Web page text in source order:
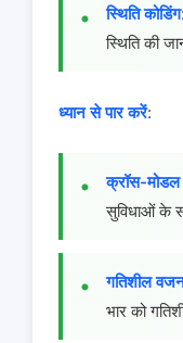
स्थिति कोडिंग
स्थिति की
ध्यान से पार करें:
क्रॉस-
सुविधाओं के
गतिशील
भार को